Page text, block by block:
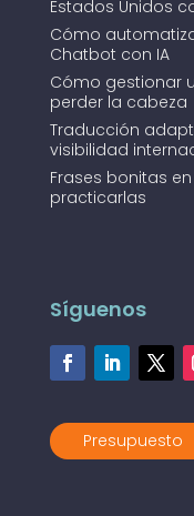
Estados Unidos
Cómo
Chatbot con IA
Cómo gestionar
perder la cabeza
Traducción
visibilidad
Frases bonitas
practicarlas
Síguenos
Presupuesto